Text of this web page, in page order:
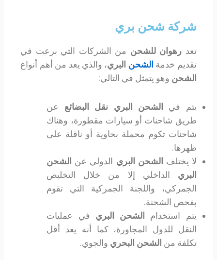
شركة شحن بري
تعد رهوان للشحن من الشركات التي برعت في
تقديم خدمة الشحن البري، والذي يعد من أهم أنواع
الشحن وهو يتمثل في التالي:
يتم في الشحن البري نقل البضائع عن
طريق شاحنات أو سيارات مقطورة، وهناك
شاحنات تكوم محملة بحاوية أو ناقلة على
ظهرها.
لا يختلف الشحن البري الدولي عن الشحن
البري الداخلي إلا من خلال التخليص
الجمركي، واللجنة الجمركية التي تقوم
بفحص الشحنة.
يتم استخدام
الشحن البري في عمليات
النقل للدول المجاورة، كما أنه يعد أقل
تكلفة من الشحن البحري والجوي.